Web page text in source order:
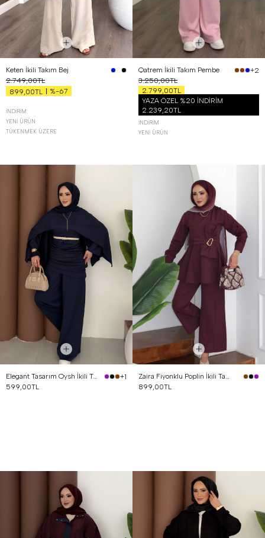
Keten İkili Takım Bej
2.749,00TL
899,00TL
%-67
İNDIRIM
YENI ÜRÜN
TÜKENMEK ÜZERE
Qatrem İkili Takım Pembe
+2
3.250,00TL
2.799,00TL
YAZA ÖZEL %20 İNDİRİM
2.239,20TL
İNDIRIM
YENI ÜRÜN
Elegant Tasarım Oysh İkili Takım Lacivert
+1
599,00TL
Zaira Fiyonklu Poplin İkili Takım Mürdüm
899,00TL